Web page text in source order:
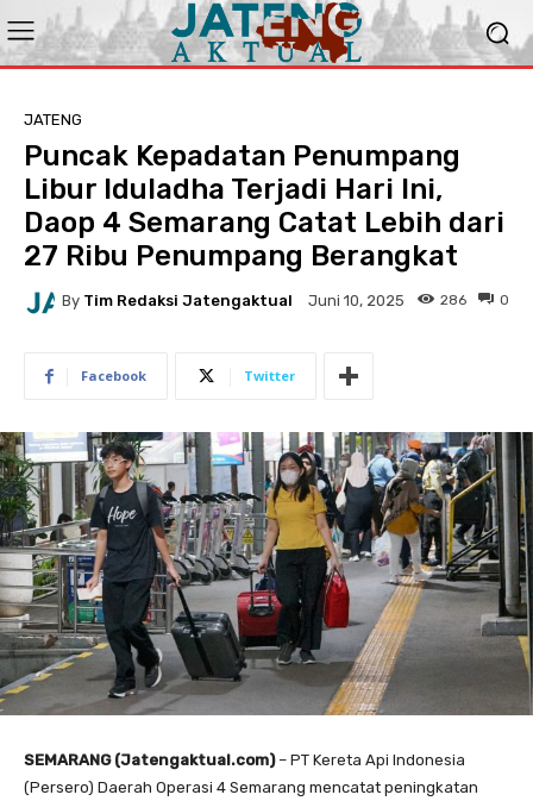
JATENG
Puncak Kepadatan Penumpang
Libur Iduladha Terjadi Hari Ini,
Daop 4 Semarang Catat Lebih dari
27 Ribu Penumpang Berangkat
By Tim Redaksi Jatengaktual Juni 10, 2025 0
286
Facebook Twitter
SEMARANG (Jatengaktual.com)– PT Kereta Api Indonesia
(Persero) Daerah Operasi 4 Semarang mencatat peningkatan